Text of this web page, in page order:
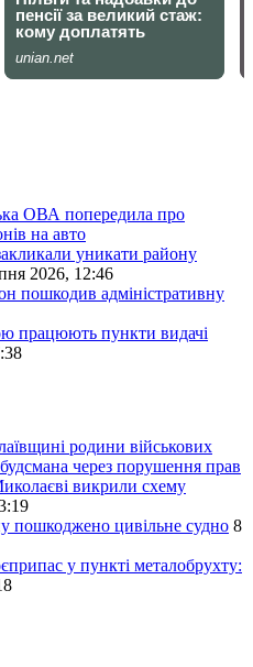
ОВА попередила про
на авто
уникати району
2026, 12:46
пошкодив адміністративну
працюють пункти видачі
родини військових
через порушення прав
викрили схему
пошкоджено цивільне судно 8
у пункті металобрухту: